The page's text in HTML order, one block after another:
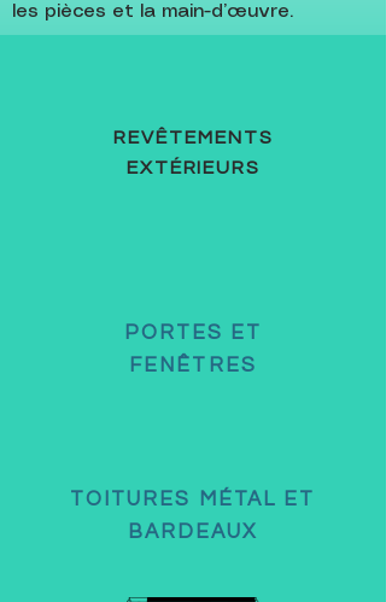
les pièces et la main-d’œuvre.
REVÊTEMENTS
EXTÉRIEURS
PORTES ET
FENÊTRES
TOITURES MÉTAL ET
BARDEAUX